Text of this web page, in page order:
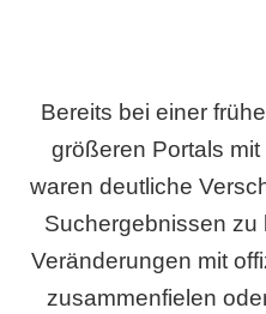
Bereits bei einer
größeren Portals
waren deutliche
Suchergebnissen zu
Veränderungen mit
zusammenfielen